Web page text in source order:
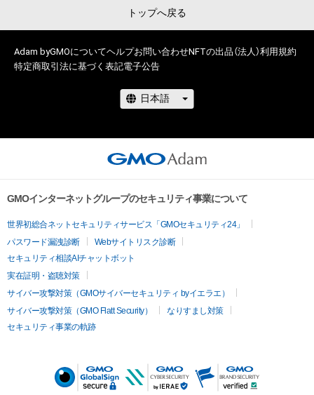
トップへ戻る
Adam byGMOについてヘルプお問い合わせNFTの出品（法人）利用規約
特定商取引法に基づく表記電子公告
GMOインターネットグループのセキュリティ事業について
世界初総合ネットセキュリティサービス「GMOセキュリティ24」
パスワード漏洩診断
Webサイトリスク診断
セキュリティ相談AIチャットボット
実在証明・盗聴対策
サイバー攻撃対策（GMOサイバーセキュリティ byイエラエ）
サイバー攻撃対策（GMO Flatt Security）
なりすまし対策
セキュリティ事業の軌跡